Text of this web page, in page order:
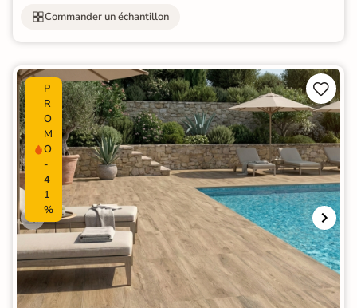
Commander un échantillon
P
R
O
M
O
-
4
1
%

